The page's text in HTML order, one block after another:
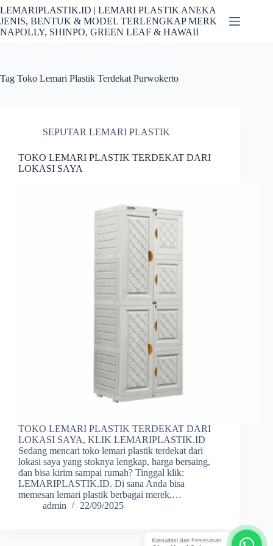
Skip
to
content
LEMARIPLASTIK.ID | LEMARI PLASTIK ANEKA
JENIS, BENTUK & MODEL TERLENGKAP MERK
NAPOLLY, SHINPO, GREEN LEAF & HAWAII
Tag Toko Lemari Plastik Terdekat Purwokerto
SEPUTAR LEMARI PLASTIK
TOKO LEMARI PLASTIK TERDEKAT DARI
LOKASI SAYA
TOKO LEMARI PLASTIK TERDEKAT DARI
LOKASI SAYA, KLIK LEMARIPLASTIK.ID
Sedang mencari toko lemari plastik terdekat dari
lokasi saya yang stoknya lengkap, harga bersaing,
dan bisa kirim sampai rumah? Tinggal klik:
LEMARIPLASTIK.ID. Di sana Anda bisa
memesan lemari plastik berbagai merek,…
admin
22/09/2025
Konsultasi dan Pemesanan